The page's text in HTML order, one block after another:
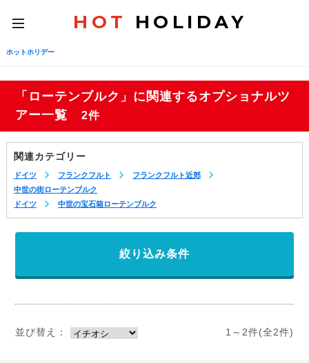
toggle
navigation
HOT HOLIDAY
ホットホリデー
「ローテンブルク」に関連するオプショナルツ
アー一覧
2件
関連カテゴリー
ドイツ フランクフルト
フランクフルト近郊
中世の街ローテンブルク
ドイツ
中世の宝石箱ローテンブルク
絞り込み条件
並び替え： 1～2件(全2件)